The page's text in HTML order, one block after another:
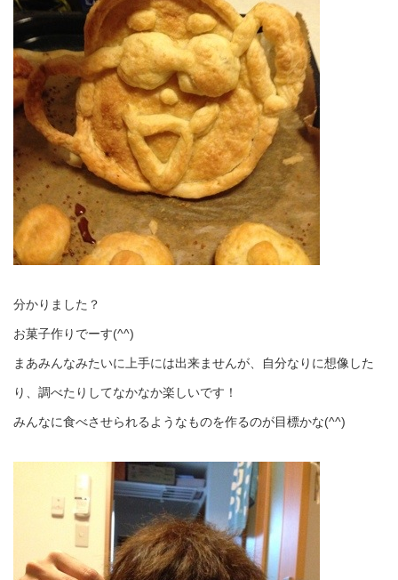
分かりました？
お菓子作りでーす(^^)
まあみんなみたいに上手には出来ませんが、自分なりに想像した
り、調べたりしてなかなか楽しいです！
みんなに食べさせられるようなものを作るのが目標かな(^^)